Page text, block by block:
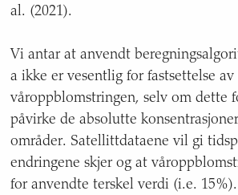
al. (2021).
Vi antar at anvendt
a ikke er vesentlig for fastsettelse
våroppblomstringen, selv om dette
påvirke de absolutte
områder. Satellittdataene vil gi
endringene skjer og at
for anvendte terskel verdi (i.e. 15%).